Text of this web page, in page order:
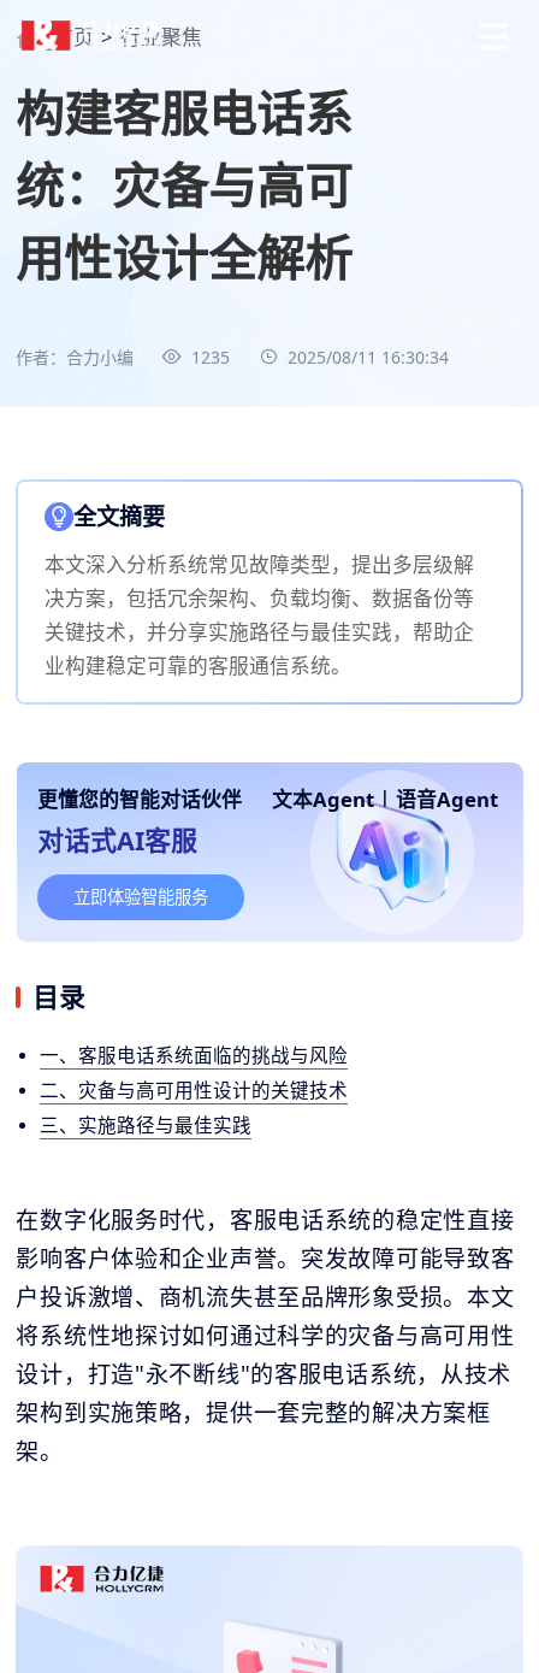
首页 > 行业聚焦
构建客服电话系
统：灾备与高可
用性设计全解析
作者：合力小编 1235 2025/08/11 16:30:34
全文摘要
本文深入分析系统常见故障类型，提出多层级解
决方案，包括冗余架构、负载均衡、数据备份等
关键技术，并分享实施路径与最佳实践，帮助企
业构建稳定可靠的客服通信系统。
更懂您的智能对话伙伴 文本Agent | 语音Agent
对话式AI客服
立即体验智能服务
目录
一、客服电话系统面临的挑战与风险
二、灾备与高可用性设计的关键技术
三、实施路径与最佳实践
在数字化服务时代，客服电话系统的稳定性直接
影响客户体验和企业声誉。突发故障可能导致客
户投诉激增、商机流失甚至品牌形象受损。本文
将系统性地探讨如何通过科学的灾备与高可用性
设计，打造"永不断线"的客服电话系统，从技术
架构到实施策略，提供一套完整的解决方案框
架。